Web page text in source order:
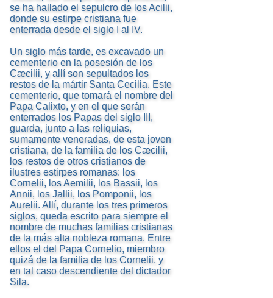
se ha hallado el sepulcro de los Acilii,
donde su estirpe cristiana fue
enterrada desde el siglo I al IV.
Un siglo más tarde, es excavado un
cementerio en la posesión de los
Cæcilii, y allí son sepultados los
restos de la mártir Santa Cecilia. Este
cementerio, que tomará el nombre del
Papa Calixto, y en el que serán
enterrados los Papas del siglo III,
guarda, junto a las reliquias,
sumamente veneradas, de esta joven
cristiana, de la familia de los Cæcilii,
los restos de otros cristianos de
ilustres estirpes romanas: los
Cornelii, los Aemilii, los Bassii, los
Annii, los Jallii, los Pomponii, los
Aurelii. Allí, durante los tres primeros
siglos, queda escrito para siempre el
nombre de muchas familias cristianas
de la más alta nobleza romana. Entre
ellos el del Papa Cornelio, miembro
quizá de la familia de los Cornelii, y
en tal caso descendiente del dictador
Sila.